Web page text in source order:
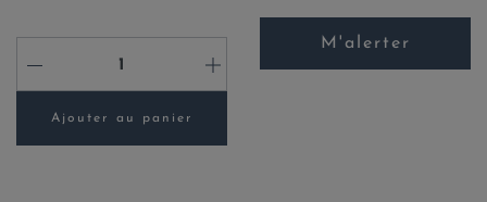
- +
Ajouter au panier
M'alerter